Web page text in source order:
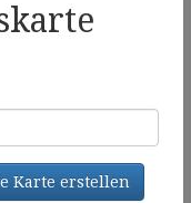
Karte erstellen